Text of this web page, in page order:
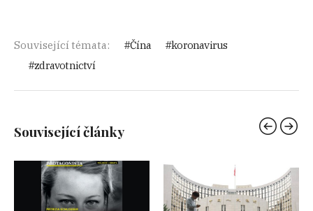
Související témata: Čína
koronavirus
zdravotnictví
Související články